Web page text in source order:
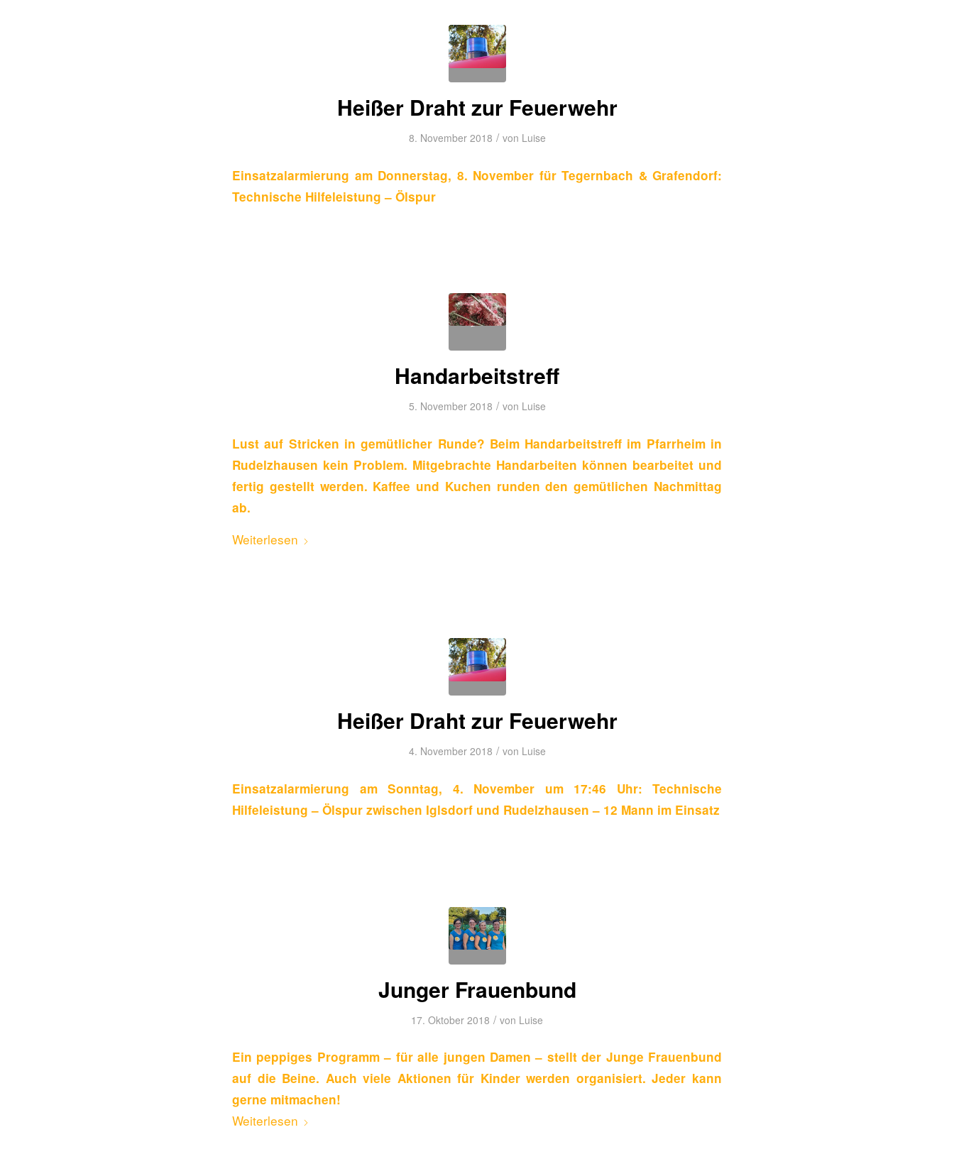
Heißer Draht zur Feuerwehr
8. November 2018 / von Luise
Einsatzalarmierung am Donnerstag, 8. November für Tegernbach & Grafendorf:
Technische Hilfeleistung – Ölspur
Handarbeitstreff
5. November 2018 / von Luise
Lust auf Stricken in gemütlicher Runde? Beim Handarbeitstreff im Pfarrheim in
Rudelzhausen kein Problem. Mitgebrachte Handarbeiten können bearbeitet und
fertig gestellt werden. Kaffee und Kuchen runden den gemütlichen Nachmittag
ab.
Weiterlesen
Heißer Draht zur Feuerwehr
4. November 2018 / von Luise
Einsatzalarmierung am Sonntag, 4. November um 17:46 Uhr: Technische
Hilfeleistung – Ölspur zwischen Iglsdorf und Rudelzhausen – 12 Mann im Einsatz
Junger Frauenbund
17. Oktober 2018 / von Luise
Ein peppiges Programm – für alle jungen Damen – stellt der Junge Frauenbund
auf die Beine. Auch viele Aktionen für Kinder werden organisiert. Jeder kann
gerne mitmachen!
Weiterlesen